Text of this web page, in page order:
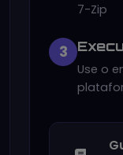
7-Zip
3
Use o